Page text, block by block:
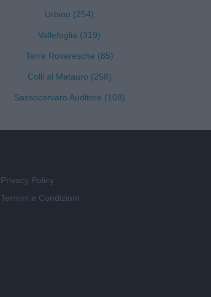
Urbino (254)
Vallefoglia (319)
Terre Roveresche (85)
Colli al Metauro (258)
Sassocorvaro Auditore (108)
Privacy Policy
Termini e Condizioni